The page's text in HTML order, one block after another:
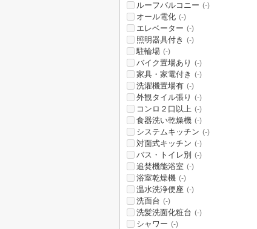
ルーフバルコニー (-)
オール電化 (-)
エレベーター (-)
照明器具付き (-)
駐輪場 (-)
バイク置場あり (-)
家具・家電付き (-)
洗濯機置場有 (-)
外観タイル張り (-)
コンロ２口以上 (-)
食器洗い乾燥機 (-)
システムキッチン (-)
対面式キッチン (-)
バス・トイレ別 (-)
追焚機能浴室 (-)
浴室乾燥機 (-)
温水洗浄便座 (-)
洗面台 (-)
洗髪洗面化粧台 (-)
シャワー (-)